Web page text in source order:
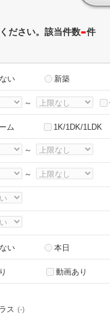
ださい。該当件数-件
い 新築
～
ム 1K/1DK/1LDK
～
～
い 本日
動画あり
ス (-)